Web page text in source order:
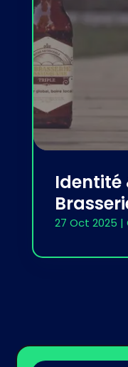
Identité
27 Oct 2025 |